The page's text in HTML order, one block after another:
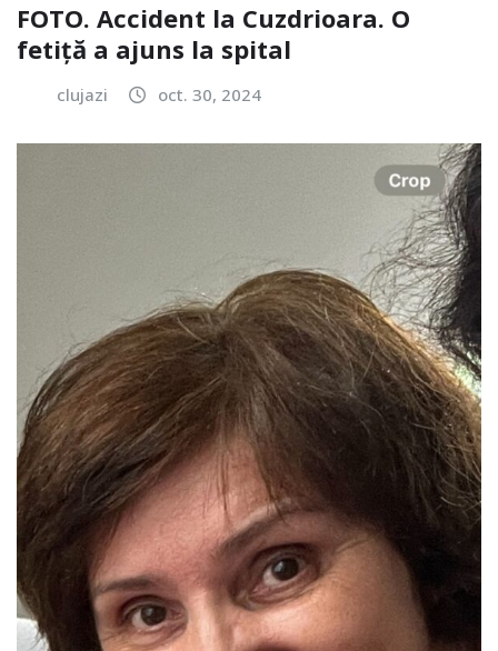
FOTO. Accident la Cuzdrioara. O
fetiță a ajuns la spital
clujazi oct. 30, 2024